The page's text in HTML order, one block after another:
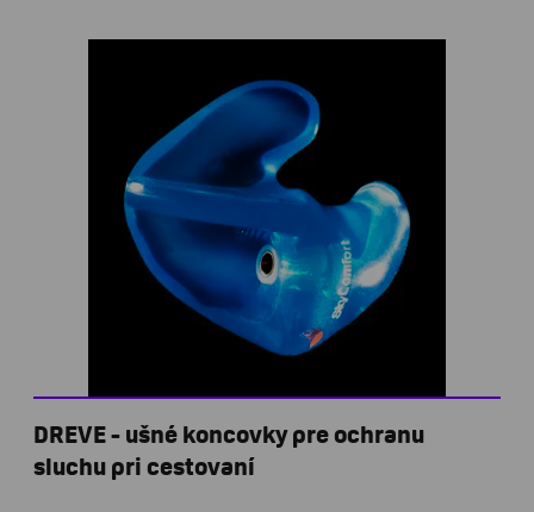
DREVE - ušné koncovky pre ochranu
sluchu pri cestovaní